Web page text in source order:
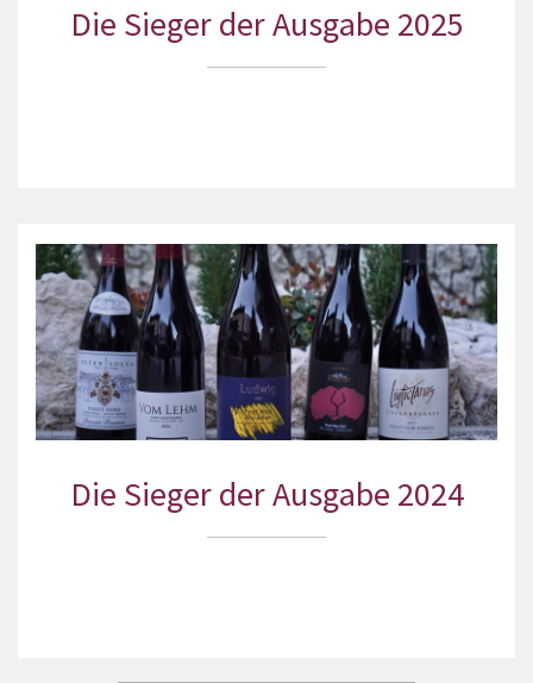
Die Sieger der Ausgabe 2025
Die Sieger der Ausgabe 2024